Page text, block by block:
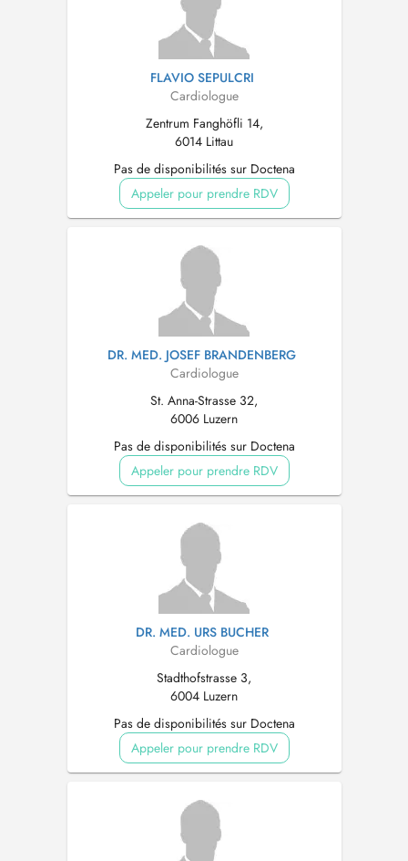
FLAVIO SEPULCRI
Cardiologue
Zentrum Fanghöfli 14,
6014 Littau
Pas de disponibilités sur Doctena
Appeler pour prendre RDV
DR. MED. JOSEF BRANDENBERG
Cardiologue
St. Anna-Strasse 32,
6006 Luzern
Pas de disponibilités sur Doctena
Appeler pour prendre RDV
DR. MED. URS BUCHER
Cardiologue
Stadthofstrasse 3,
6004 Luzern
Pas de disponibilités sur Doctena
Appeler pour prendre RDV